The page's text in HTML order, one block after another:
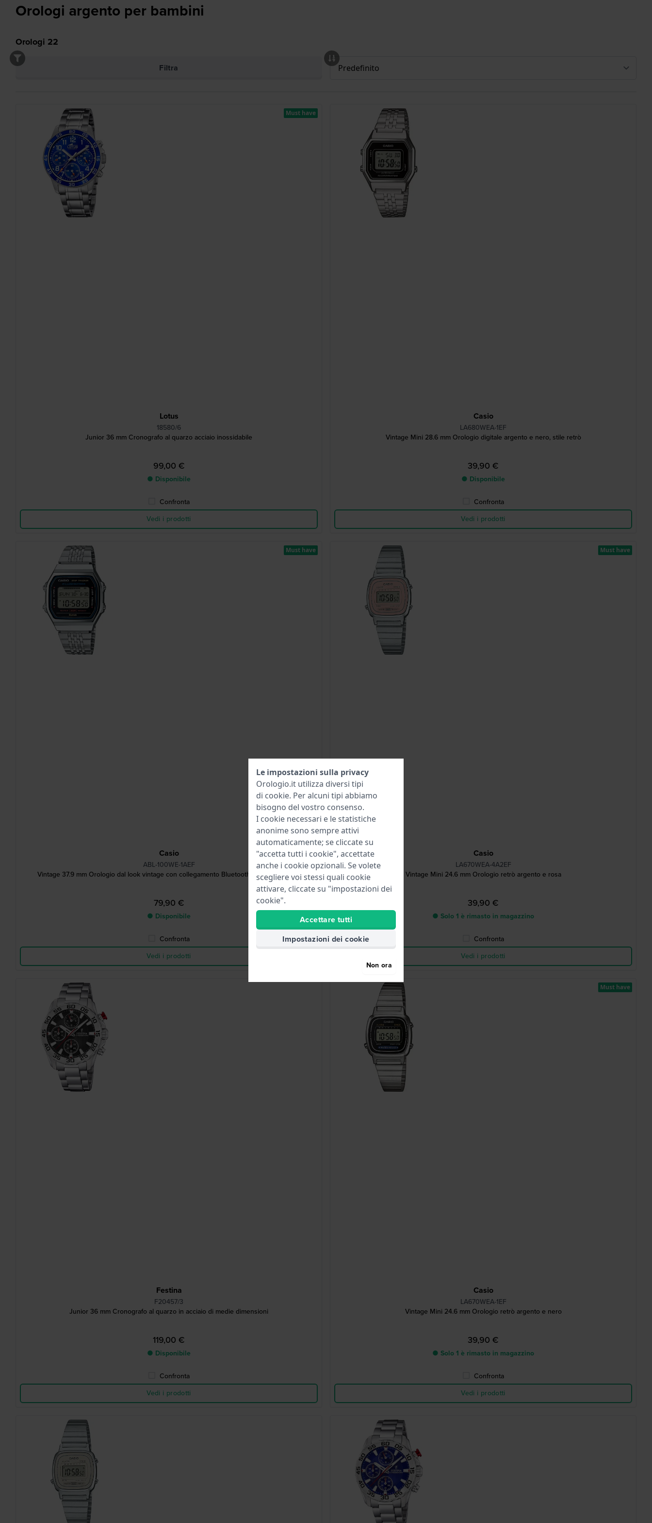
Orologi argento per bambini
Orologi 22
Filtra
Lotus
18580/6
Junior 36 mm Cronografo al quarzo acciaio inossidabile
99,00 €
● Disponibile
Confronta
Vedi i prodotti
Must have
Casio
LA680WEA-1EF
Vintage Mini 28.6 mm Orologio digitale argento e nero, stile retrò
39,90 €
● Disponibile
Confronta
Vedi i prodotti
Casio
ABL-100WE-1AEF
Vintage 37.9 mm Orologio dal look vintage con collegamento Bluetooth per smartphone
79,90 €
● Disponibile
Confronta
Vedi i prodotti
Must have
Casio
LA670WEA-4A2EF
Vintage Mini 24.6 mm Orologio retrò argento e rosa
39,90 €
● Solo 1 è rimasto in magazzino
Confronta
Vedi i prodotti
Must have
Festina
F20457/3
Junior 36 mm Cronografo al quarzo in acciaio di medie dimensioni
119,00 €
● Disponibile
Confronta
Vedi i prodotti
Casio
LA670WEA-1EF
Vintage Mini 24.6 mm Orologio retrò argento e nero
39,90 €
● Solo 1 è rimasto in magazzino
Confronta
Vedi i prodotti
Must have
Le impostazioni sulla privacy
Orologio.it utilizza diversi tipi
di cookie. Per alcuni tipi abbiamo
bisogno del vostro consenso.
I cookie necessari e le statistiche
anonime sono sempre attivi
automaticamente; se cliccate su
"accetta tutti i cookie", accettate
anche i cookie opzionali. Se volete
scegliere voi stessi quali cookie
attivare, cliccate su "impostazioni dei
cookie".
Accettare tutti
Impostazioni dei cookie
Non ora